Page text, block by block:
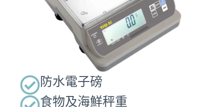
防水電子磅
食物及海鮮秤重